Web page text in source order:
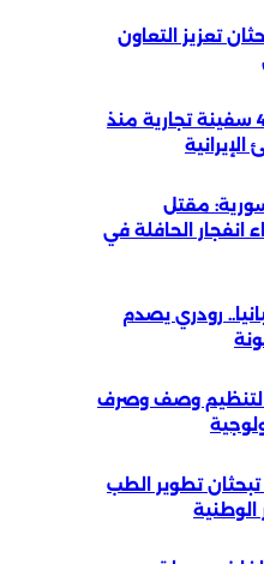
تعزيز التعاون
سنتكوم: تغيير مسار 49 سفينة تجارية منذ
مقتل
وإصابة 13 جراء انفجار الحافلة في
رودري يصدم
لتنظيم وصف وصرف
تبحثان تطوير الطب
الوطنية